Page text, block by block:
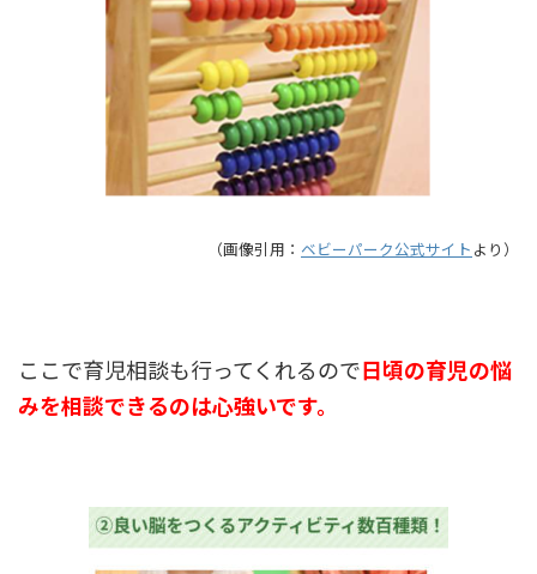
（画像引用： ベビーパーク公式サイト より）
ここで育児相談も行ってくれるので日頃の育児の悩
みを相談できるのは心強いです。